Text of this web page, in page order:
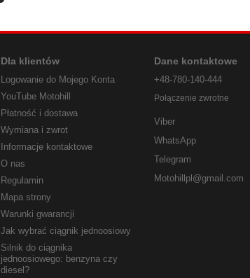
Dla klientów
Logowanie do Mojego Konta
YouTube Motohill
Płatność i dostawa
Wymiana i zwrot
Informacje kontaktowe
O nas
Regulamin
Mapa strony
Warunki gwarancji
Jak wybrać ciągnik jednoosiowy
Silnik do ciągnika
jednoosiowego: benzyna czy
diesel?
Dane kontaktowe
+48-780-140-444
Połączenie zwrotne
Viber
WhatsApp
Telegram
Motohillpl@gmail.com